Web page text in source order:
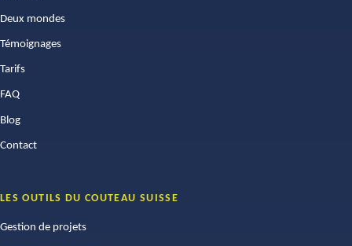
Deux mondes
Témoignages
Tarifs
FAQ
Blog
Contact
LES OUTILS DU COUTEAU SUISSE
Gestion de projets